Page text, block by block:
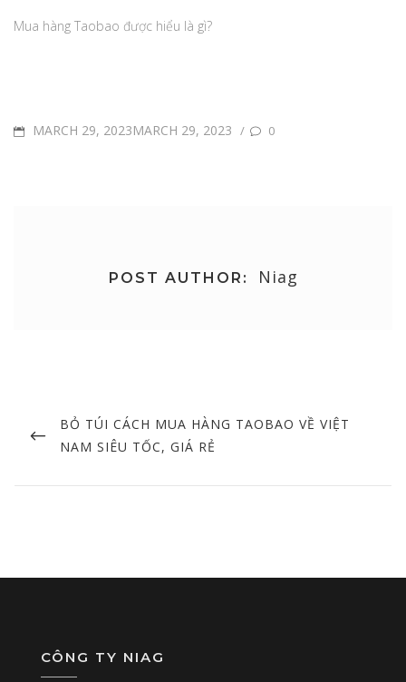
Mua hàng Taobao được hiểu là gì?
POSTEDMARCH 29, 2023MARCH 29, 2023 / 0
POST AUTHOR: Niag
navigation
PREVIOUS
POST
BỎ TÚI CÁCH MUA HÀNG TAOBAO VỀ VIỆT
NAM SIÊU TỐC, GIÁ RẺ
CÔNG TY NIAG